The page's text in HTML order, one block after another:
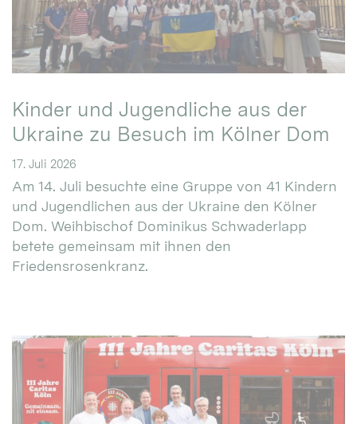
Kinder und Jugendliche aus der
Ukraine zu Besuch im Kölner Dom
17. Juli 2026
Am 14. Juli besuchte eine Gruppe von 41 Kindern
und Jugendlichen aus der Ukraine den Kölner
Dom. Weihbischof Dominikus Schwaderlapp
betete gemeinsam mit ihnen den
Friedensrosenkranz.